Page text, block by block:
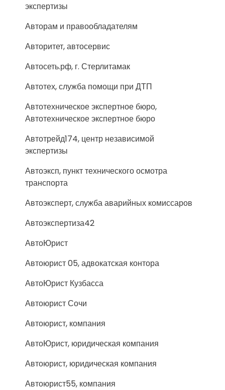
экспертизы
Авторам и правообладателям
Авторитет, автосервис
Автосеть.рф, г. Стерлитамак
Автотех, служба помощи при ДТП
Автотехническое экспертное бюро,
Автотехническое экспертное бюро
Автотрейд174, центр независимой
экспертизы
Автоэксп, пункт технического осмотра
транспорта
Автоэксперт, служба аварийных комиссаров
Автоэкспертиза42
АвтоЮрист
Автоюрист 05, адвокатская контора
АвтоЮрист Кузбасса
Автоюрист Сочи
Автоюрист, компания
АвтоЮрист, юридическая компания
Автоюрист, юридическая компания
Автоюрист55, компания